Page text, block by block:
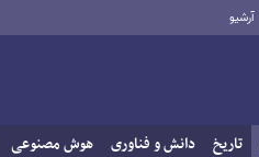
آرشیو
تاریخ دانش و فناوری هوش مصنوعی